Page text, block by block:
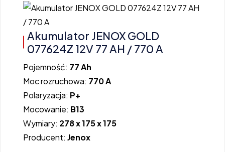
Akumulator JENOX GOLD
077624Z 12V 77 AH / 770 A
Pojemność: 77 Ah
Moc rozruchowa: 770 A
Polaryzacja: P+
Mocowanie: B13
Wymiary: 278 x 175 x 175
Producent: Jenox